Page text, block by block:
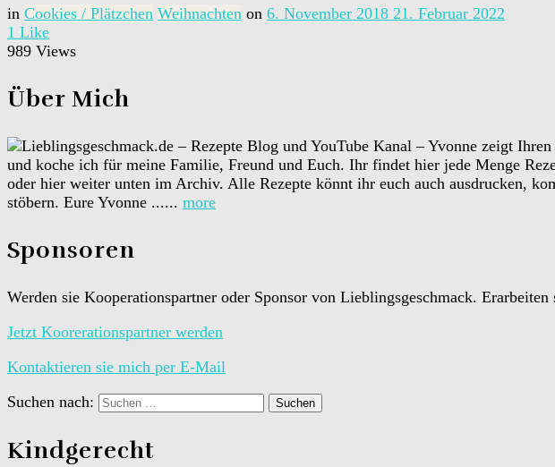
in Cookies / Plätzchen Weihnachten on 6. November 2018 21. Februar 2022
1 Like
989 Views
Über Mich
und koche ich für meine Familie, Freund und Euch. Ihr findet hier jede Menge
oder hier weiter unten im Archiv. Alle Rezepte könnt ihr euch auch ausdrucken,
stöbern. Eure Yvonne ...... more
Sponsoren
Werden sie Kooperationspartner oder Sponsor von Lieblingsgeschmack.
Jetzt Koorerationspartner werden
Kontaktieren sie mich per E-Mail
Suchen nach:
Kindgerecht